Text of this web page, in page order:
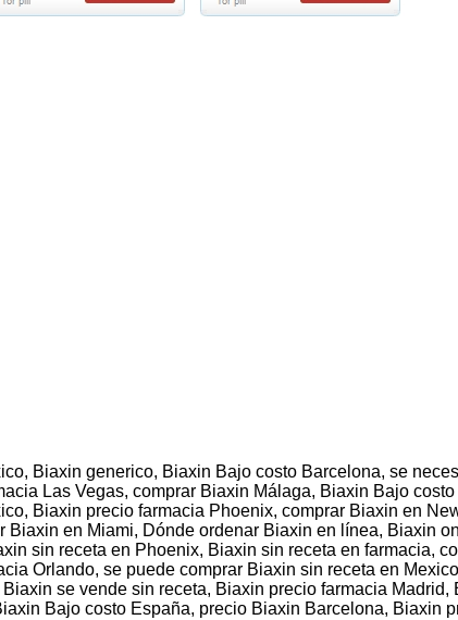
Biaxin generico, Biaxin Bajo costo Barcelona, se
Las Vegas, comprar Biaxin Málaga, Biaxin Bajo
Biaxin precio farmacia Phoenix, comprar Biaxin en
en Miami, Dónde ordenar Biaxin en línea, Biaxin
sin receta en Phoenix, Biaxin sin receta en farmacia,
Orlando, se puede comprar Biaxin sin receta en
se vende sin receta, Biaxin precio farmacia Madrid,
Bajo costo España, precio Biaxin Barcelona, Biaxin